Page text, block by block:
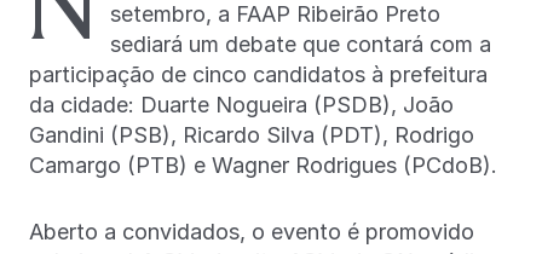
setembro, a FAAP Ribeirão Preto
sediará um debate que contará com a
participação de cinco candidatos à prefeitura
da cidade: Duarte Nogueira (PSDB), João
Gandini (PSB), Ricardo Silva (PDT), Rodrigo
Camargo (PTB) e Wagner Rodrigues (PCdoB).
Aberto a convidados, o evento é promovido